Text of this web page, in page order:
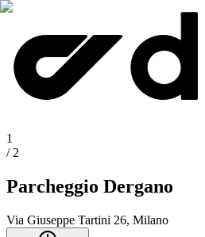
1
/ 2
Parcheggio Dergano
Via Giuseppe Tartini 26, Milano